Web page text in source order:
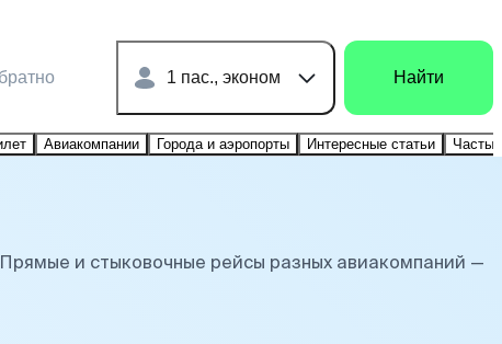
1 пас., эконом Найти
Авиакомпании Города и аэропорты Интересные статьи
и стыковочные рейсы разных авиакомпаний —